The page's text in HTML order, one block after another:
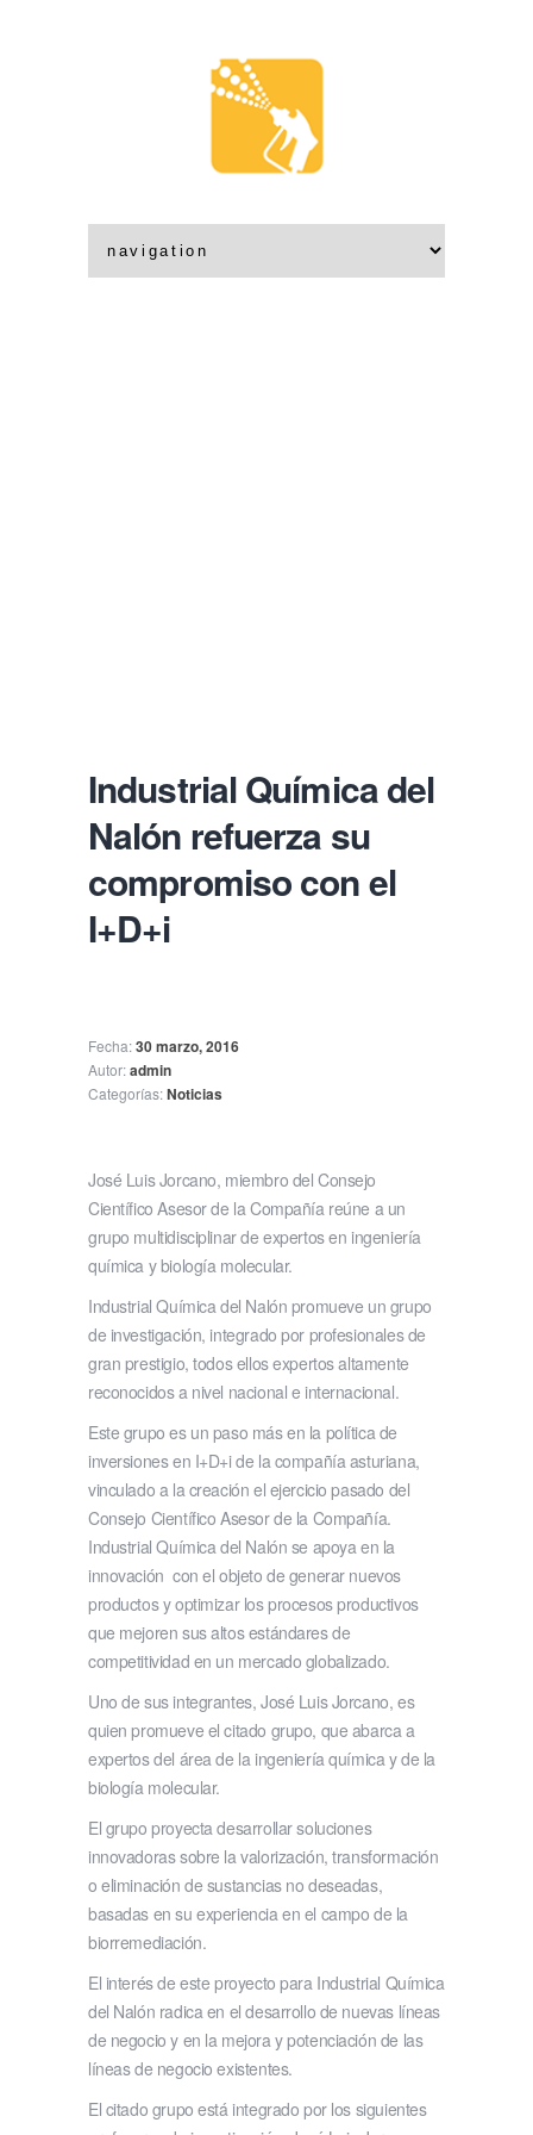
Industrial Química del
Nalón refuerza su
compromiso con el
I+D+i
Fecha:30 marzo, 2016
Autor:admin
Categorías:Noticias
José Luis Jorcano, miembro del Consejo
Científico Asesor de la Compañía reúne a un
grupo multidisciplinar de expertos en ingeniería
química y biología molecular.
Industrial Química del Nalón promueve un grupo
de investigación, integrado por profesionales de
gran prestigio, todos ellos expertos altamente
reconocidos a nivel nacional e internacional.
Este grupo es un paso más en la política de
inversiones en I+D+i de la compañía asturiana,
vinculado a la creación el ejercicio pasado del
Consejo Científico Asesor de la Compañía.
Industrial Química del Nalón se apoya en la
innovación con el objeto de generar nuevos
productos y optimizar los procesos productivos
que mejoren sus altos estándares de
competitividad en un mercado globalizado.
Uno de sus integrantes, José Luis Jorcano, es
quien promueve el citado grupo, que abarca a
expertos del área de la ingeniería química y de la
biología molecular.
El grupo proyecta desarrollar soluciones
innovadoras sobre la valorización, transformación
o eliminación de sustancias no deseadas,
basadas en su experiencia en el campo de la
biorremediación.
El interés de este proyecto para Industrial Química
del Nalón radica en el desarrollo de nuevas líneas
de negocio y en la mejora y potenciación de las
líneas de negocio existentes.
El citado grupo está integrado por los siguientes